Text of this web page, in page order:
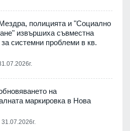
полицията и "Социално
извършиха съвместна
за системни проблеми в кв.
на
маркировка в Нова
31.07.2026г.